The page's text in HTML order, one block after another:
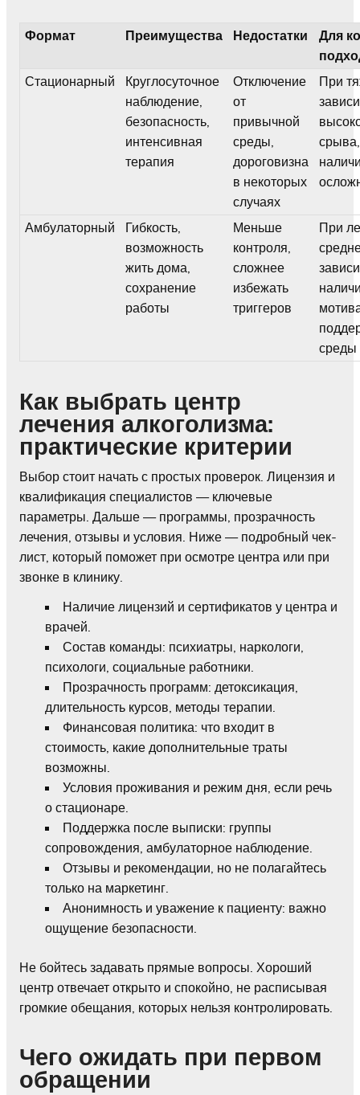
Формат Преимущества Недостатки
Для
Стационарный
Круглосуточное
наблюдение,
безопасность,
интенсивная
терапия
Отключение
от
привычной
среды,
дороговизна
в некоторых
случаях
При
Амбулаторный
Гибкость,
возможность
жить дома,
сохранение
работы
Меньше
контроля,
сложнее
избежать
триггеров
При
среды
Как выбрать центр
лечения алкоголизма:
практические критерии
Выбор стоит начать с простых проверок. Лицензия и
квалификация специалистов — ключевые
параметры. Дальше — программы, прозрачность
лечения, отзывы и условия. Ниже — подробный чек-
лист, который поможет при осмотре центра или при
звонке в клинику.
Наличие лицензий и сертификатов у центра и
врачей.
Состав команды: психиатры, наркологи,
психологи, социальные работники.
Прозрачность программ: детоксикация,
длительность курсов, методы терапии.
Финансовая политика: что входит в
стоимость, какие дополнительные траты
возможны.
Условия проживания и режим дня, если речь
о стационаре.
Поддержка после выписки: группы
сопровождения, амбулаторное наблюдение.
Отзывы и рекомендации, но не полагайтесь
только на маркетинг.
Анонимность и уважение к пациенту: важно
ощущение безопасности.
Не бойтесь задавать прямые вопросы. Хороший
центр отвечает открыто и спокойно, не расписывая
громкие обещания, которых нельзя контролировать.
Чего ожидать при первом
обращении